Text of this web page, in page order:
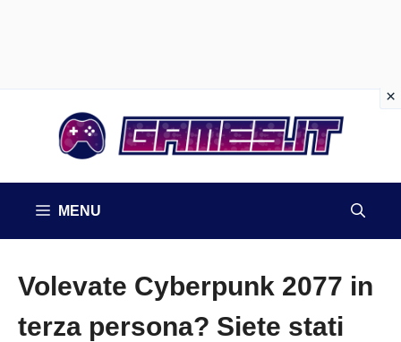
MENU
Volevate Cyberpunk 2077 in
terza persona? Siete stati